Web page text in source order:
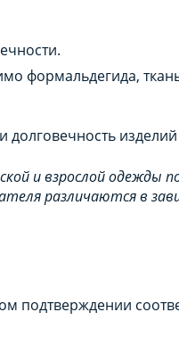
формальдегида,
и взрослой одежды
различаются в
подтверждении